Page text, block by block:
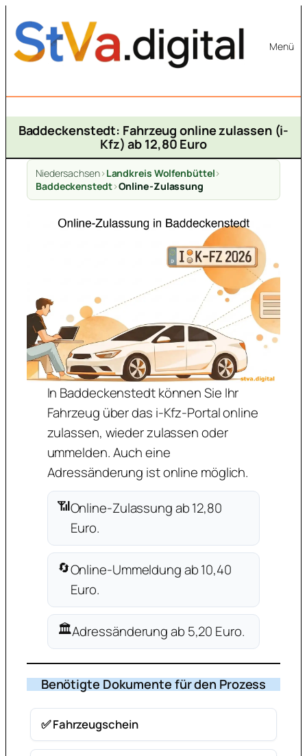
Inhalt
springen
Menü
Baddeckenstedt: Fahrzeug online zulassen (i-
Kfz) ab 12,80 Euro
Niedersachsen>Landkreis Wolfenbüttel>
Baddeckenstedt>Online-Zulassung
In Baddeckenstedt können Sie Ihr
Fahrzeug über das i-Kfz-Portal online
zulassen, wieder zulassen oder
ummelden. Auch eine
Adressänderung ist online möglich.
📶Online-Zulassung ab 12,80
Euro.
🔄Online-Ummeldung ab 10,40
Euro.
🏛️Adressänderung ab 5,20 Euro.
Benötigte Dokumente für den Prozess
✅ Fahrzeugschein